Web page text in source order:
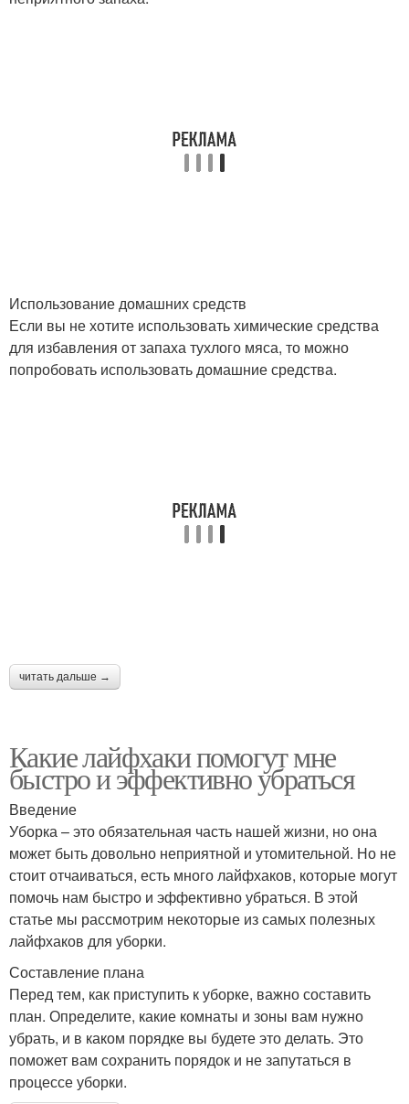
Использование домашних средств
Если вы не хотите использовать химические средства
для избавления от запаха тухлого мяса, то можно
попробовать использовать домашние средства.
читать дальше →
Какие лайфхаки помогут мне
быстро и эффективно убраться
Введение
Уборка – это обязательная часть нашей жизни, но она
может быть довольно неприятной и утомительной. Но не
стоит отчаиваться, есть много лайфхаков, которые могут
помочь нам быстро и эффективно убраться. В этой
статье мы рассмотрим некоторые из самых полезных
лайфхаков для уборки.
Составление плана
Перед тем, как приступить к уборке, важно составить
план. Определите, какие комнаты и зоны вам нужно
убрать, и в каком порядке вы будете это делать. Это
поможет вам сохранить порядок и не запутаться в
процессе уборки.